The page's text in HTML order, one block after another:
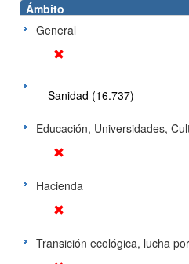
Ámbito
General
Sanidad (16.737)
Educación, Universidades,
Hacienda
Transición ecológica, lucha